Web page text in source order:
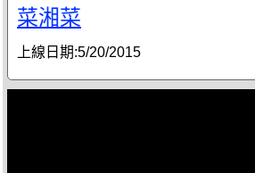
菜湘菜
上線日期:5/20/2015